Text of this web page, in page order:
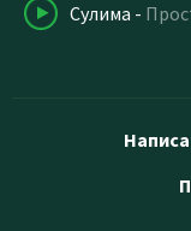
Сулима -